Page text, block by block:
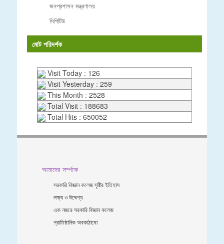
জনপ্রশাসন মন্ত্রণালয়
সিপিটিউ
মোট পরিদর্শক
Visit Today : 126
Visit Yesterday : 259
This Month : 2528
Total Visit : 188683
Total Hits : 650052
আমাদের সর্ম্পকে
সরকারি বিজ্ঞান কলেজ সৃষ্টির ইতিহাস
লক্ষ্য ও উদ্দেশ্য
এক নজরে সরকারি বিজ্ঞান কলেজ
প্রাতিষ্ঠানিক অবকাঠামো